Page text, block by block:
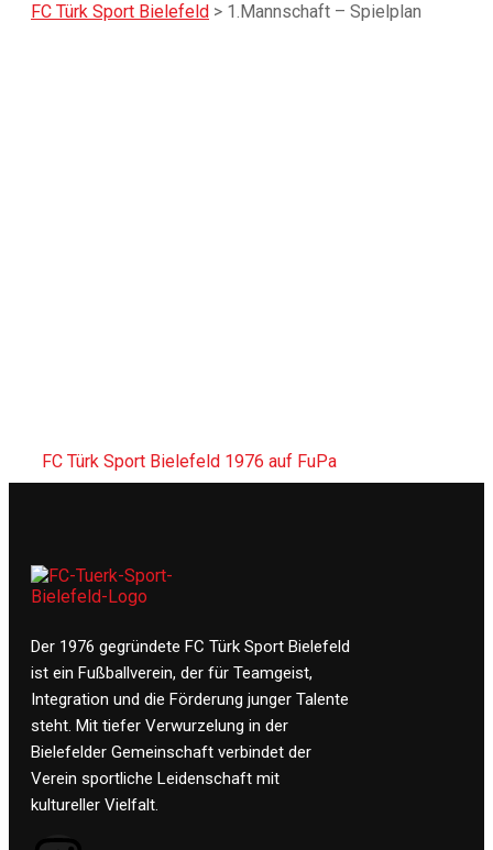
FC Türk Sport Bielefeld > 1.Mannschaft – Spielplan
FC Türk Sport Bielefeld 1976 auf FuPa
Der 1976 gegründete FC Türk Sport Bielefeld
ist ein Fußballverein, der für Teamgeist,
Integration und die Förderung junger Talente
steht. Mit tiefer Verwurzelung in der
Bielefelder Gemeinschaft verbindet der
Verein sportliche Leidenschaft mit
kultureller Vielfalt.